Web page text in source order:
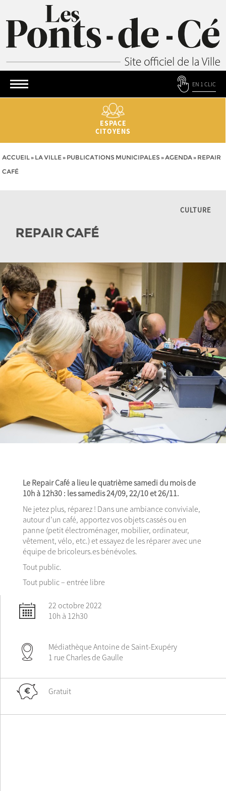
EN 1 CLIC
ESPACE
CITOYENS
ACCUEIL» LA VILLE» PUBLICATIONS MUNICIPALES»AGENDA» REPAIR
CAFÉ
CULTURE
REPAIR CAFÉ
Le Repair Café a lieu le quatrième samedi du mois de
10h à 12h30 : les samedis 24/09, 22/10 et 26/11.
Ne jetez plus, réparez ! Dans une ambiance conviviale,
autour d’un café, apportez vos objets cassés ou en
panne (petit électroménager, mobilier, ordinateur,
vêtement, vélo, etc.) et essayez de les réparer avec une
équipe de bricoleurs.es bénévoles.
Tout public.
Tout public – entrée libre
22 octobre 2022
10h à 12h30
Médiathèque Antoine de Saint-Exupéry
1 rue Charles de Gaulle
Gratuit